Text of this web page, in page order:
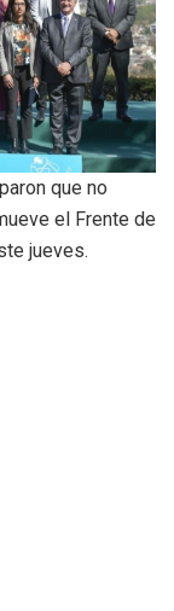
que no
el Frente de
jueves.